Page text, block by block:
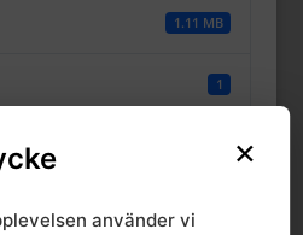
1.11 MB
1
×
använder vi